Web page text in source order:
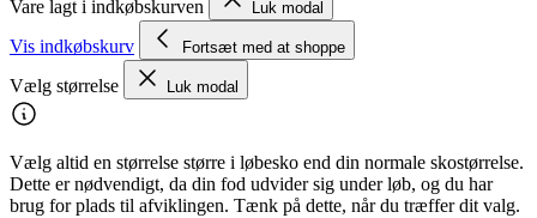
Vare lagt i indkøbskurven Luk modal
Vis indkøbskurv Fortsæt med at shoppe
Vælg størrelse Luk modal
Vælg altid en størrelse større i løbesko end din normale skostørrelse.
Dette er nødvendigt, da din fod udvider sig under løb, og du har
brug for plads til afviklingen. Tænk på dette, når du træffer dit valg.